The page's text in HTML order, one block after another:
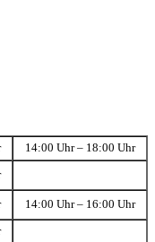
14:00 Uhr – 18:00 Uhr
14:00 Uhr – 16:00 Uhr